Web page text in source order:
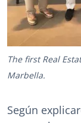
The first Real
Marbella.
Según